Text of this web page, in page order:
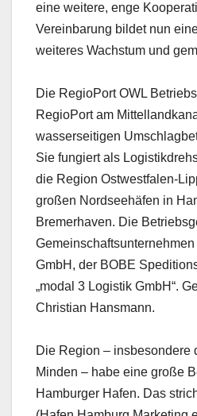
eine weitere, enge
Vereinbarung bildet nun
weiteres Wachstum und
Die RegioPort OWL
RegioPort am
wasserseitigen
Sie fungiert als
die Region Ostwestfalen-
großen Nordseehäfen in
Bremerhaven. Die
GmbH, der BOBE
„modal 3 Logistik GmbH“.
Christian Hansmann.
Die Region – insbesondere
Minden – habe eine große
Hamburger Hafen. Das